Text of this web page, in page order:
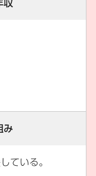
収
み
ている。